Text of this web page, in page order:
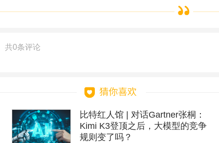
共0条评论
比特红人馆 | 对话Gartner张桐：
Kimi K3登顶之后，大模型的竞争
规则变了吗？